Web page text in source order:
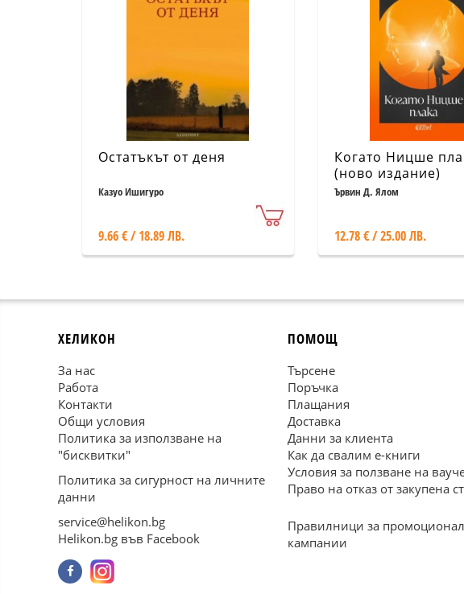
Остатъкът от деня
Казуо Ишигуро
9.66 € / 18.89 ЛВ.
Когато Ницше
(ново издание)
Ървин Д. Ялом
12.78 € / 25.00 ЛВ.
ХЕЛИКОН
За нас
Работа
Контакти
Общи условия
Политика за използване на
"бисквитки"
Политика за сигурност на личните
данни
service@helikon.bg
Helikon.bg във Facebook
ПОМОЩ
Търсене
Поръчка
Плащания
Доставка
Данни за клиента
Как да свалим е-книги
Условия за ползване на
Право на отказ от закупена
Правилници за
кампании